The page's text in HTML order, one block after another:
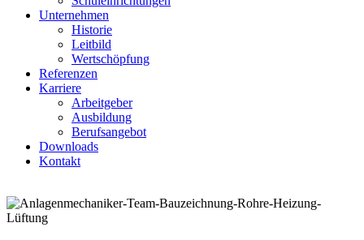
Unternehmen
Historie
Leitbild
Wertschöpfung
Referenzen
Karriere
Arbeitgeber
Ausbildung
Berufsangebot
Downloads
Kontakt